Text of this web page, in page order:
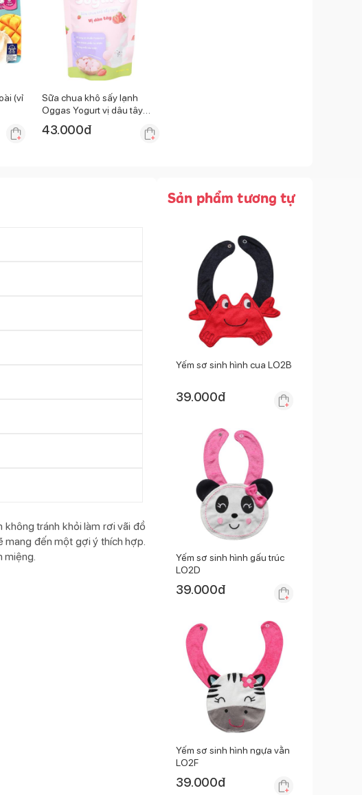
(vỉ
Sữa chua khô sấy lạnh
Oggas Yogurt vị dâu tây
43.000đ
không tránh khỏi làm rơi vãi đồ
mang đến một gợi ý thích hợp.
miệng.
Sản phẩm tương tự
Yếm sơ sinh hình cua LO2B
39.000đ
Yếm sơ sinh hình gấu trúc
LO2D
39.000đ
Yếm sơ sinh hình ngựa vằn
LO2F
39.000đ